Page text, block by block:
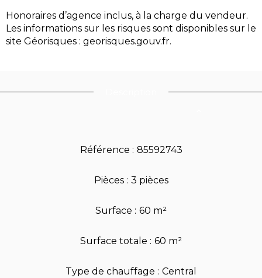
Honoraires d’agence inclus, à la charge du vendeur.
Les informations sur les risques sont disponibles sur le
site Géorisques : georisques.gouv.fr.
Référence 85592743
Pièces 3 pièces
Surface 60 m²
Surface totale 60 m²
Type de chauffage Central